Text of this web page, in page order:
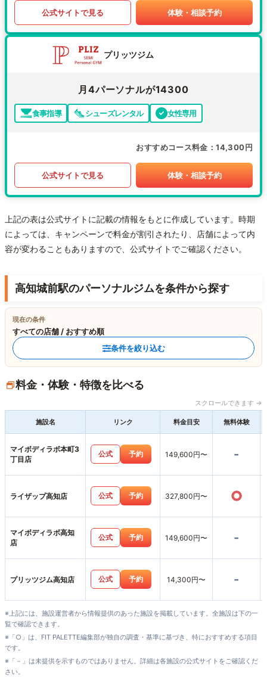
公式サイトで見る 体験・相談予約
プリッツジム
月4パーソナルが14300
食事指導 シューズレンタル 女性専用
おすすめコース料金 14,300円
公式サイトで見る 体験・相談予約
上記の表は公式サイトに記載の情報をもとに作成しています。時期
によっては、キャンペーンで料金が割引されたり、店舗によって内
容が変わることもありますので、公式サイトでご確認ください。
高知城前駅のパーソナルジムを条件から探す
現在の条件
すべての店舗 / おすすめ順
条件を絞り込む
料金・体験・特徴を比べる
スクロールできます →
施設名 リンク 料金目安 無料体験
マイボディラボ本町3
丁目店
公式 予約 149,600円〜 -
ライザップ高知店 公式 予約 327,800円〜 ○
マイボディラボ高知
店
公式 予約 149,600円〜 -
プリッツジム高知店 公式 予約 14,300円〜 -
※上記には、施設運営者から情報提供のあった施設を掲載しています。全施設は下の一
覧で確認できます。
※「○」は、FIT PALETTE編集部が独自の調査・基準に基づき、特におすすめする項目
です。
※「－」は未提供を示すものではありません。詳細は各施設の公式サイトをご確認くだ
さい。